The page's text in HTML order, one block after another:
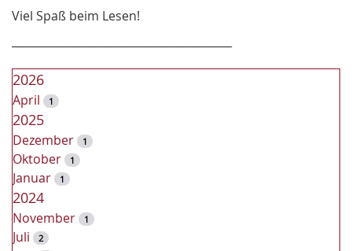
Viel Spaß beim Lesen!
2026
April 1
2025
Dezember 1
Oktober 1
Januar 1
2024
November 1
Juli 2